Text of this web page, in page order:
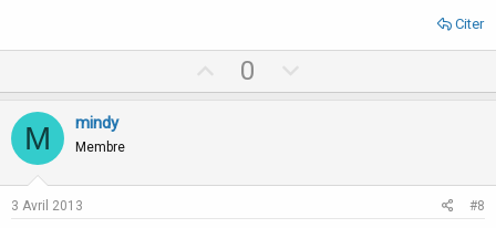
Citer
p
0
o
M mindy
Membre
3 Avril 2013 #8